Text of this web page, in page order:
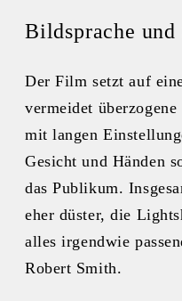
Bildsprache und
Der Film setzt auf
vermeidet
mit langen
Gesicht und Händen
das Publikum.
eher düster, die
alles irgendwie
Robert Smith.